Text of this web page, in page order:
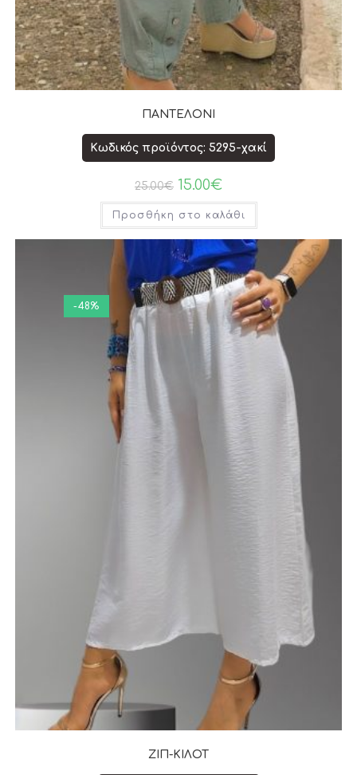
ΠΑΝΤΕΛΟΝΙ
Κωδικός προϊόντος: 5295-χακί
25.00€ 15.00€
Προσθήκη στο καλάθι
-48%
ΖΙΠ-ΚΙΛΟΤ